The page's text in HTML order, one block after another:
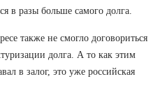
в разы больше самого долга.
также не смогло договориться
долга. А то как этим
в залог, это уже российская